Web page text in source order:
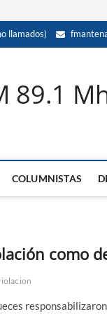
llamados)
89.1
COLUMNISTAS
como